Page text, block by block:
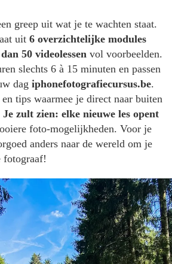
greep uit wat je te wachten staat.
uit 6 overzichtelijke modules
50 videolessen vol voorbeelden.
slechts 6 à 15 minuten en passen
dag iphonefotografiecursus.be.
tips waarmee je direct naar buiten
Je zult zien: elke nieuwe les opent
foto-mogelijkheden. Voor je
anders naar de wereld om je
fotograaf!